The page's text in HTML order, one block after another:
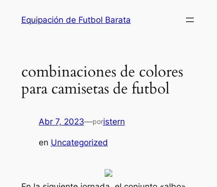
Equipación de Futbol Barata
combinaciones de colores
para camisetas de futbol
Abr 7, 2023—poristern
en Uncategorized